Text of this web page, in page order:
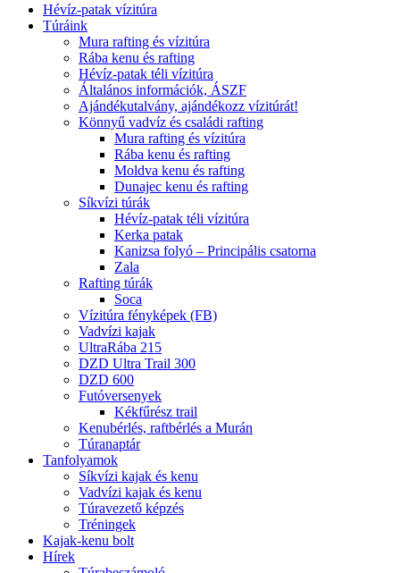
Hévíz-patak vízitúra
Túráink
Mura rafting és vízitúra
Rába kenu és rafting
Hévíz-patak téli vízitúra
Általános információk, ÁSZF
Ajándékutalvány, ajándékozz vízitúrát!
Könnyű vadvíz és családi rafting
Mura rafting és vízitúra
Rába kenu és rafting
Moldva kenu és rafting
Dunajec kenu és rafting
Síkvízi túrák
Hévíz-patak téli vízitúra
Kerka patak
Kanizsa folyó – Principális csatorna
Zala
Rafting túrák
Soca
Vízitúra fényképek (FB)
Vadvízi kajak
UltraRába 215
DZD Ultra Trail 300
DZD 600
Futóversenyek
Kékfűrész trail
Kenubérlés, raftbérlés a Murán
Túranaptár
Tanfolyamok
Síkvízi kajak és kenu
Vadvízi kajak és kenu
Túravezető képzés
Tréningek
Kajak-kenu bolt
Hírek